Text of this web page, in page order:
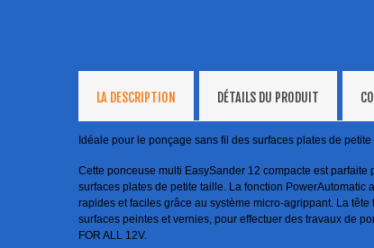
LA DESCRIPTION DÉTAILS DU PRODUIT
Idéale pour le ponçage sans fil des surfaces plates de
Cette ponceuse multi EasySander 12 compacte est
surfaces plates de petite taille. La fonction
rapides et faciles grâce au système micro-agrippant. La
surfaces peintes et vernies, pour effectuer des travaux de
FOR ALL 12V.